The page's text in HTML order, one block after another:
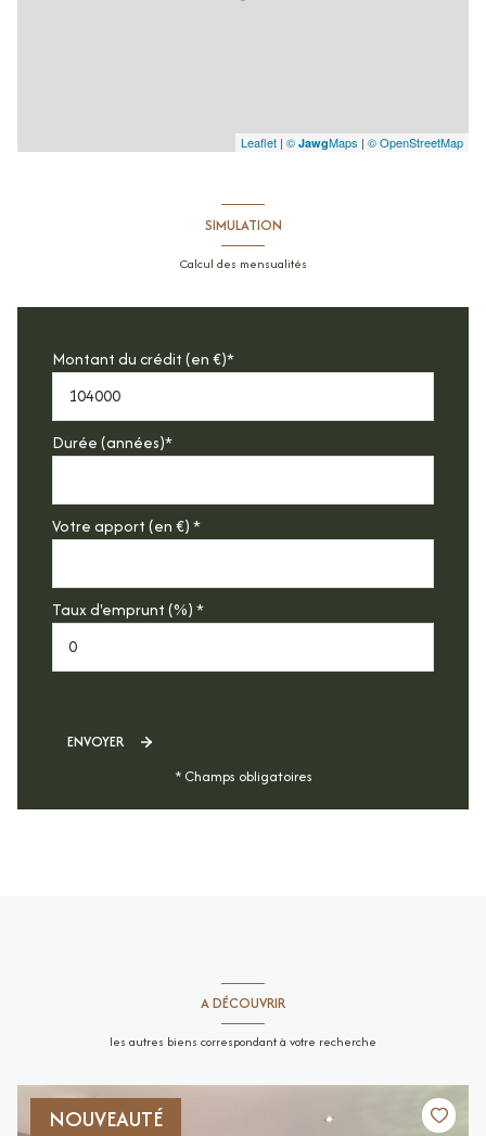
Leaflet | © JawgMaps | © OpenStreetMap
SIMULATION
Calcul des mensualités
Montant du crédit (en €)*
Durée (années)*
Votre apport (en €) *
Taux d'emprunt (%) *
ENVOYER
* Champs obligatoires
A DÉCOUVRIR
les autres biens correspondant à votre recherche
NOUVEAUTÉ